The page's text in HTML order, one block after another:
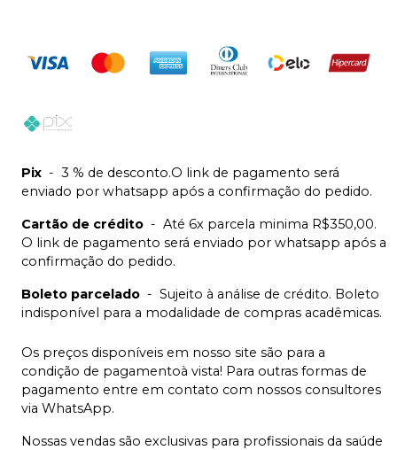
Pix - 3 % de desconto.O link de pagamento será
enviado por whatsapp após a confirmação do pedido.
Cartão de crédito - Até 6x parcela minima R$350,00.
O link de pagamento será enviado por whatsapp após a
confirmação do pedido.
Boleto parcelado - Sujeito à análise de crédito. Boleto
indisponível para a modalidade de compras acadêmicas.
Os preços disponíveis em nosso site são para a
condição de pagamentoà vista! Para outras formas de
pagamento entre em contato com nossos consultores
via WhatsApp.
Nossas vendas são exclusivas para profissionais da saúde